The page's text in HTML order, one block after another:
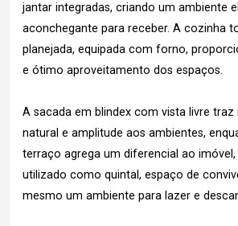
jantar integradas, criando um ambiente
aconchegante para receber. A cozinha
planejada, equipada com forno,
e ótimo aproveitamento dos espaços.
A sacada em blindex com vista livre traz
natural e amplitude aos ambientes,
terraço agrega um diferencial ao
utilizado como quintal, espaço de
mesmo um ambiente para lazer e